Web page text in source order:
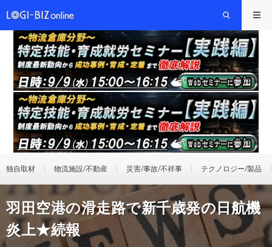
独自取材 物流施設/不動産 災害/事故/不祥事 テクノロジー/製品
羽田空港の滑走路で新千歳発の日航機
炎上★続報